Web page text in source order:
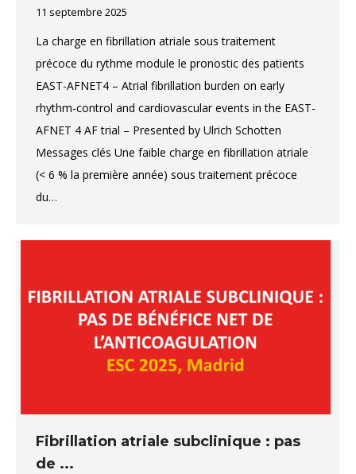
11 septembre 2025
La charge en fibrillation atriale sous traitement
précoce du rythme module le pronostic des patients
EAST-AFNET4 – Atrial fibrillation burden on early
rhythm-control and cardiovascular events in the EAST-
AFNET 4 AF trial – Presented by Ulrich Schotten
Messages clés Une faible charge en fibrillation atriale
(< 6 % la première année) sous traitement précoce
du…
Fibrillation atriale subclinique : pas
de ...